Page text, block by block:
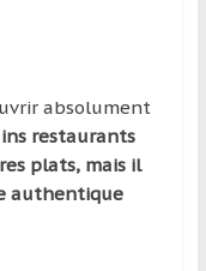
absolument
restaurants
plats, mais il
authentique